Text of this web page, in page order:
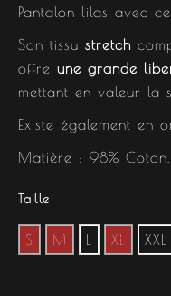
Pantalon lilas avec
Son tissu stretch
offre une grande
mettant en valeur la
Existe également en
Matière : 98% Coton,
Taille
S M XL XXL